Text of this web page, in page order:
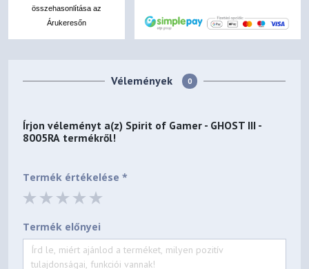
összehasonlítása az
Árukeresőn
Vélemények 0
Írjon véleményt a(z) Spirit of Gamer - GHOST III -
8005RA termékről!
Termék értékelése *
Termék előnyei